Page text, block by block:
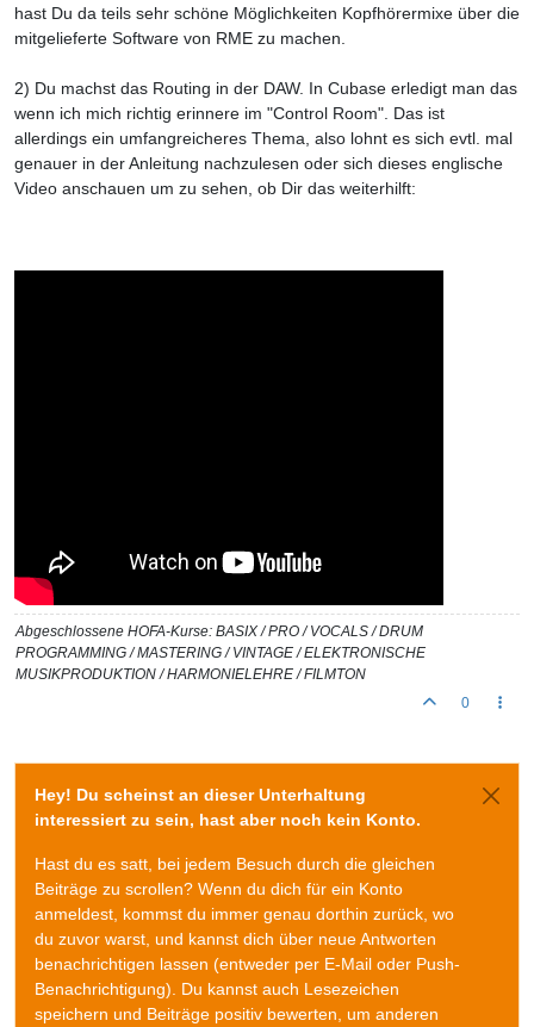
hast Du da teils sehr schöne Möglichkeiten Kopfhörermixe über die
mitgelieferte Software von RME zu machen.
2) Du machst das Routing in der DAW. In Cubase erledigt man das
wenn ich mich richtig erinnere im "Control Room". Das ist
allerdings ein umfangreicheres Thema, also lohnt es sich evtl. mal
genauer in der Anleitung nachzulesen oder sich dieses englische
Video anschauen um zu sehen, ob Dir das weiterhilft:
Abgeschlossene HOFA-Kurse: BASIX / PRO / VOCALS / DRUM
PROGRAMMING / MASTERING / VINTAGE / ELEKTRONISCHE
MUSIKPRODUKTION / HARMONIELEHRE / FILMTON
0
Hey! Du scheinst an dieser Unterhaltung
interessiert zu sein, hast aber noch kein Konto.
Hast du es satt, bei jedem Besuch durch die gleichen
Beiträge zu scrollen? Wenn du dich für ein Konto
anmeldest, kommst du immer genau dorthin zurück, wo
du zuvor warst, und kannst dich über neue Antworten
benachrichtigen lassen (entweder per E-Mail oder Push-
Benachrichtigung). Du kannst auch Lesezeichen
speichern und Beiträge positiv bewerten, um anderen